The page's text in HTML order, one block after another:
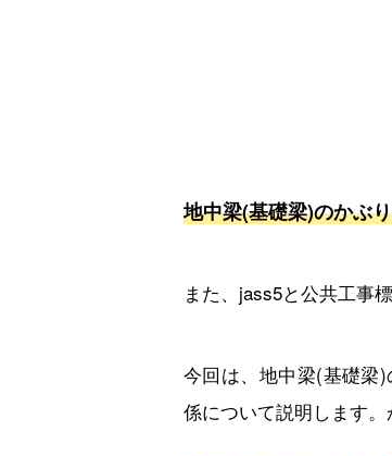
地中梁(基礎梁)のかぶ
また、jass5と公共工事
今回は、地中梁(基礎梁
係について説明します。